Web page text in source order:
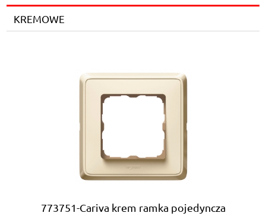
KREMOWE
773751-Cariva krem ramka pojedyncza